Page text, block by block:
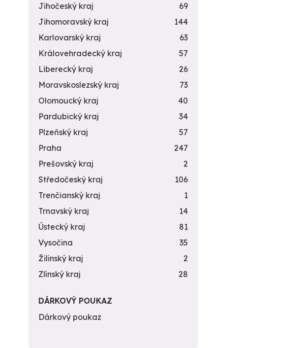
Jihočeský kraj
69
Jihomoravský kraj
144
Karlovarský kraj
63
Královehradecký kraj
57
Liberecký kraj
26
Moravskoslezský kraj
73
Olomoucký kraj
40
Pardubický kraj
34
Plzeňský kraj
57
Praha
247
Prešovský kraj
2
Středočeský kraj
106
Trenčianský kraj
1
Trnavský kraj
14
Ústecký kraj
81
Vysočina
35
Žilinský kraj
2
Zlínský kraj
28
DÁRKOVÝ POUKAZ
Dárkový poukaz